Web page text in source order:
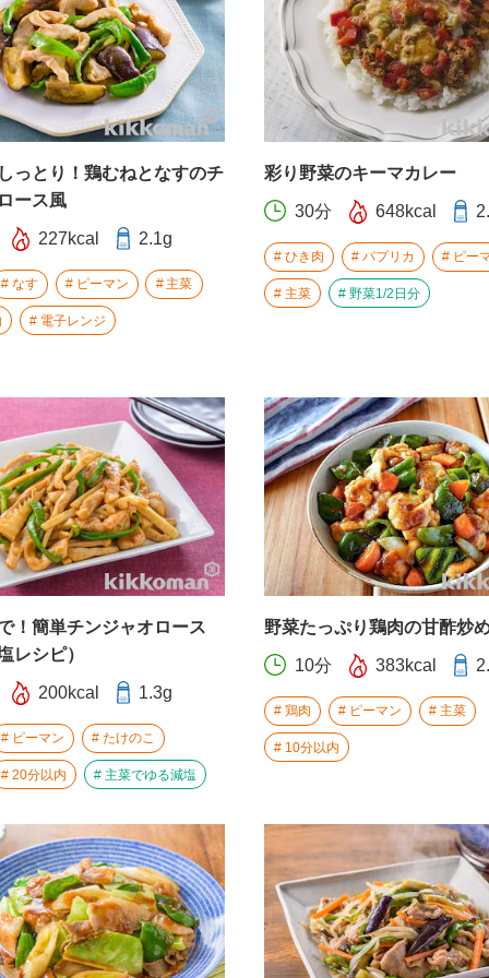
っとり！鶏むねとなすのチ
ース風
227kcal 2.1g
なす ピーマン 主菜
電子レンジ
彩り野菜のキーマカレー
30分 648kcal
ひき肉 パプリカ ピー
主菜 野菜1/2日分
！簡単チンジャオロース
レシピ）
200kcal 1.3g
ピーマン たけのこ
20分以内 主菜でゆる減塩
野菜たっぷり鶏肉の甘酢炒
10分 383kcal
鶏肉 ピーマン 主菜
10分以内